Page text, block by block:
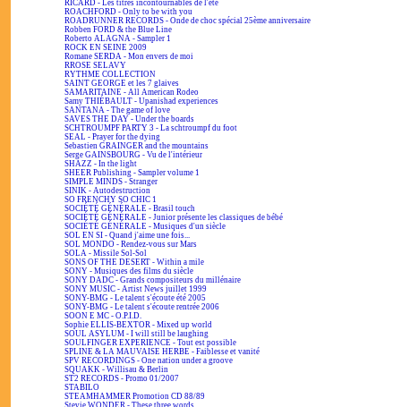
RICARD - Les titres incontournables de l'été
ROACHFORD - Only to be with you
ROADRUNNER RECORDS - Onde de choc spécial 25ème anniversaire
Robben FORD & the Blue Line
Roberto ALAGNA - Sampler 1
ROCK EN SEINE 2009
Romane SERDA - Mon envers de moi
RROSE SELAVY
RYTHME COLLECTION
SAINT GEORGE et les 7 glaives
SAMARITAINE - All American Rodeo
Samy THIÉBAULT - Upanishad experiences
SANTANA - The game of love
SAVES THE DAY - Under the boards
SCHTROUMPF PARTY 3 - La schtroumpf du foot
SEAL - Prayer for the dying
Sebastien GRAINGER and the mountains
Serge GAINSBOURG - Vu de l'intérieur
SHAZZ - In the light
SHEER Publishing - Sampler volume 1
SIMPLE MINDS - Stranger
SINIK - Autodestruction
SO FRENCHY SO CHIC 1
SOCIÉTÉ GÉNÉRALE - Brasil touch
SOCIÉTÉ GÉNÉRALE - Junior présente les classiques de bébé
SOCIÉTÉ GÉNÉRALE - Musiques d'un siècle
SOL EN SI - Quand j'aime une fois...
SOL MONDO - Rendez-vous sur Mars
SOLA - Missile Sol-Sol
SONS OF THE DESERT - Within a mile
SONY - Musiques des films du siècle
SONY DADC - Grands compositeurs du millénaire
SONY MUSIC - Artist News juillet 1999
SONY-BMG - Le talent s'écoute été 2005
SONY-BMG - Le talent s'écoute rentrée 2006
SOON E MC - O.P.I.D.
Sophie ELLIS-BEXTOR - Mixed up world
SOUL ASYLUM - I will still be laughing
SOULFINGER EXPERIENCE - Tout est possible
SPLINE & LA MAUVAISE HERBE - Faiblesse et vanité
SPV RECORDINGS - One nation under a groove
SQUAKK - Willisau & Berlin
ST2 RECORDS - Promo 01/2007
STABILO
STEAMHAMMER Promotion CD 88/89
Stevie WONDER - These three words